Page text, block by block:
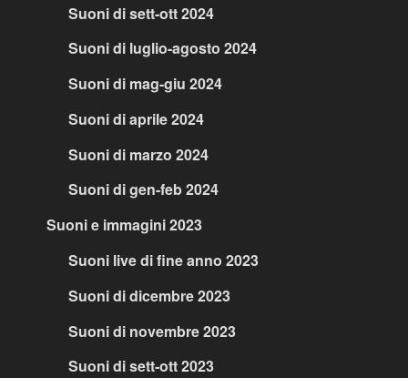
Suoni di sett-ott 2024
Suoni di luglio-agosto 2024
Suoni di mag-giu 2024
Suoni di aprile 2024
Suoni di marzo 2024
Suoni di gen-feb 2024
Suoni e immagini 2023
Suoni live di fine anno 2023
Suoni di dicembre 2023
Suoni di novembre 2023
Suoni di sett-ott 2023